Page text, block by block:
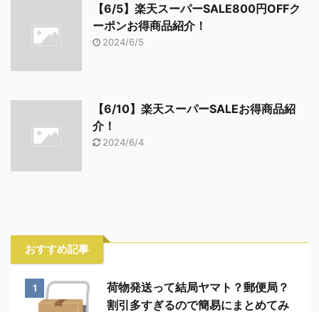
【6/5】楽天スーパーSALE800円OFFク
ーポンお得商品紹介！
2024/6/5
【6/10】楽天スーパーSALEお得商品紹
介！
2024/6/4
おすすめ記事
1
荷物発送って結局ヤマト？郵便局？
割引多すぎるので簡易にまとめてみ